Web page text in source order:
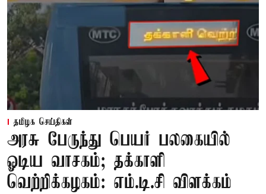
தமிழக செய்திகள்
அரசு பேருந்து பெயர் பலகையில்
ஓடிய வாசகம்; தக்காளி
வெற்றிக்கழகம்: எம்.டி.சி விளக்கம்